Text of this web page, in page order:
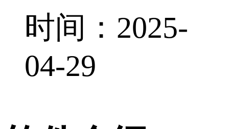
时间：2025-
04-29